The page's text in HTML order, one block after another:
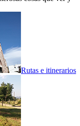
Rutas e itinerarios